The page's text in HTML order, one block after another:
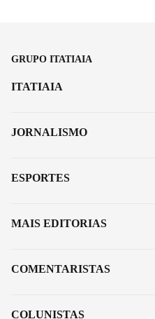
GRUPO ITATIAIA
ITATIAIA
JORNALISMO
ESPORTES
MAIS EDITORIAS
COMENTARISTAS
COLUNISTAS